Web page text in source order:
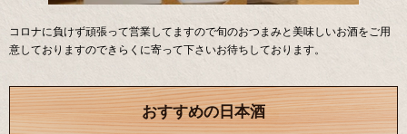
コロナに負けず頑張って営業してますので旬のおつまみと美味しいお酒をご用
意しておりますのできらくに寄って下さいお待ちしております。
おすすめの日本酒